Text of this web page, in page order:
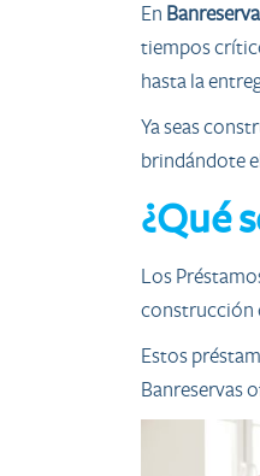
En
tiempos
hasta la
Ya seas
brindándote
¿Qué
Los
construcción
Estos
Banreservas